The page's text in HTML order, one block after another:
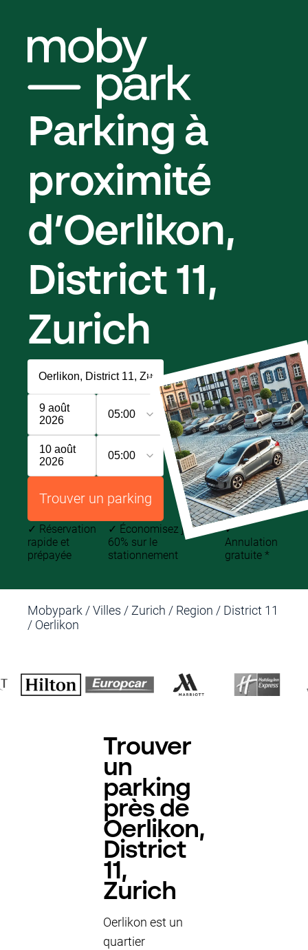
Parking à
proximité
d’Oerlikon,
District 11,
Zurich
9 août
2026
05:00
10 août
2026
05:00
Trouver un parking
✓ Réservation
rapide et
prépayée
✓ Économisez jusqu'à
60% sur le
stationnement
✓
Annulation
gratuite *
Mobypark /Villes / Zurich / Region / District 11
/ Oerlikon
Trouver
un
parking
près de
Oerlikon,
District
11,
Zurich
Oerlikon est un
quartier